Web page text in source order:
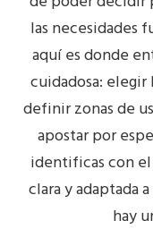
las necesidades
aquí es donde
cuidadosa:
definir zonas de
apostar por
identificas con
clara y adaptada
hay